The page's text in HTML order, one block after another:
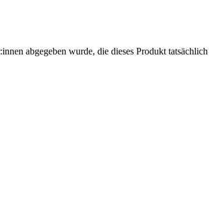
abgegeben wurde, die dieses Produkt